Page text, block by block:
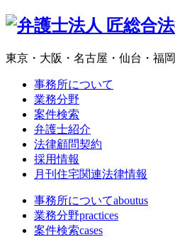
東京・大阪・名古屋・仙台・福岡
事務所について
業務分野
案件検索
弁護士紹介
法律顧問契約
採用情報
月刊住宅関連法律情報
事務所についてaboutus
業務分野practices
案件検索cases